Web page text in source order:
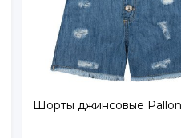
Шорты джинсовые